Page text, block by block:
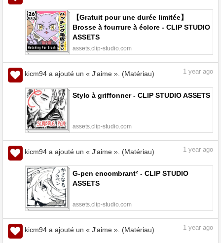
【Gratuit pour une durée limitée】
Brosse à fourrure à éclore - CLIP STUDIO
ASSETS
assets.clip-studio.com
kicm94 a ajouté un « J'aime ». (Matériau) 1 year ago
Stylo à griffonner - CLIP STUDIO ASSETS
assets.clip-studio.com
kicm94 a ajouté un « J'aime ». (Matériau) 1 year ago
G-pen encombrant² - CLIP STUDIO
ASSETS
assets.clip-studio.com
kicm94 a ajouté un « J'aime ». (Matériau) 1 year ago